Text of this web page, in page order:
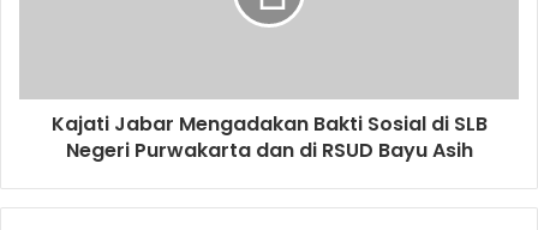
Kajati Jabar Mengadakan Bakti Sosial di SLB
Negeri Purwakarta dan di RSUD Bayu Asih